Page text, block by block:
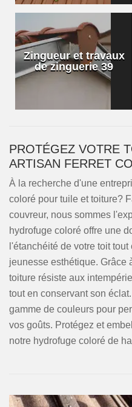
Zingueur et travaux
de zinguerie 39
PROTÉGEZ VOTRE
ARTISAN FERRET
À la recherche d'une
coloré pour tuile et toiture?
couvreur, nous sommes
hydrofuge coloré offre une
l'étanchéité de votre toit
jeunesse esthétique. Grâce
toiture résiste aux
tout en conservant son
gamme de couleurs pour
vos goûts. Protégez et
notre hydrofuge coloré de